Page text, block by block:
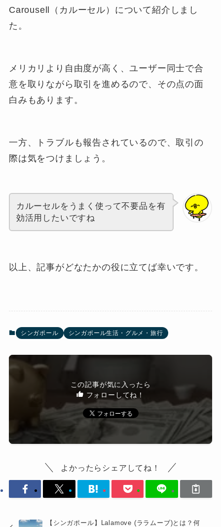
Carousell（カルーセル）について紹介しまし
た。
メリカリより自由度が高く、ユーザー同士で合
意を取りながら取引を進めるので、その点の面
白みもあります。
一方、トラブルも報告されているので、取引の
際は気をつけましょう。
カルーセルをうまく使って不要品を有
効活用したいですね
以上、記事がどなたかの役に立てば幸いです。
シンガポール シンガポール生活・グルメ・旅行
この記事が気に入ったら
フォローしてね！
よかったらシェアしてね！
【シンガポール】Lalamove (ララムーブ)とは？何